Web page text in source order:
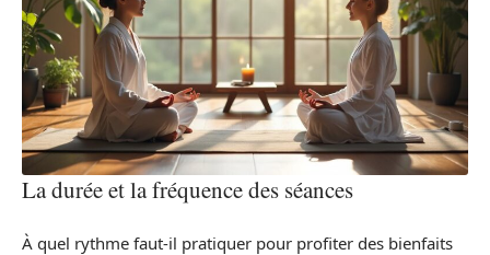
La durée et la fréquence des séances
À quel rythme faut-il pratiquer pour profiter des bienfaits